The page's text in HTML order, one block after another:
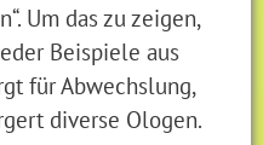
Um das zu zeigen,
Beispiele aus
für Abwechslung,
diverse Ologen.